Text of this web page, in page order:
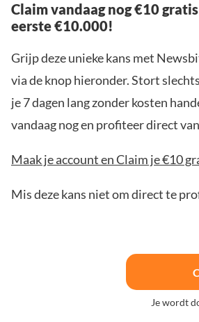
Claim vandaag nog €10
eerste €10.000!
Grijp deze unieke kans met
via de knop hieronder. Stort
je 7 dagen lang zonder kosten
vandaag nog en profiteer direct
Maak je account en Claim je €10
Mis deze kans niet om direct te
Je wordt